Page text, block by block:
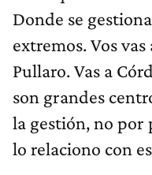
Donde se
extremos. Vos vas
Pullaro. Vas a
son grandes
la gestión, no por
lo relaciono con